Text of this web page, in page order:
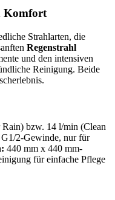
Komfort
Strahlarten, die
Regenstrahl
und den intensiven
Reinigung. Beide
bzw. 14 l/min (Clean
G1/2-Gewinde, nur für
440 mm x 440 mm-
für einfache Pflege